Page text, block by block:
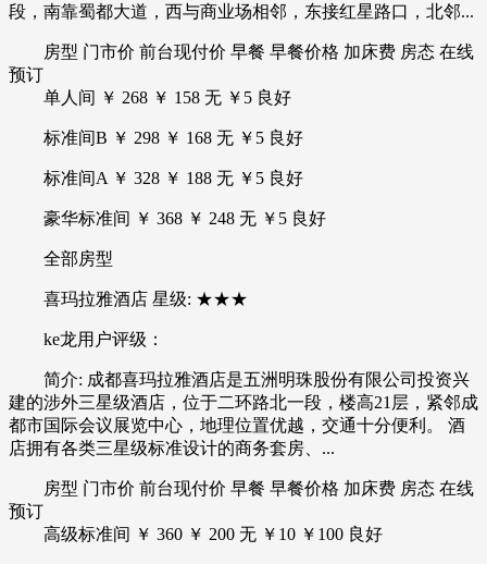
段，南靠蜀都大道，西与商业场相邻，东接红星路口，北邻...
房型 门市价 前台现付价 早餐 早餐价格 加床费 房态 在线
预订
单人间 ￥ 268 ￥ 158 无 ￥5 良好
标准间B ￥ 298 ￥ 168 无 ￥5 良好
标准间A ￥ 328 ￥ 188 无 ￥5 良好
豪华标准间 ￥ 368 ￥ 248 无 ￥5 良好
全部房型
喜玛拉雅酒店 星级: ★★★
ke龙用户评级：
简介: 成都喜玛拉雅酒店是五洲明珠股份有限公司投资兴
建的涉外三星级酒店，位于二环路北一段，楼高21层，紧邻成
都市国际会议展览中心，地理位置优越，交通十分便利。 酒
店拥有各类三星级标准设计的商务套房、...
房型 门市价 前台现付价 早餐 早餐价格 加床费 房态 在线
预订
高级标准间 ￥ 360 ￥ 200 无 ￥10 ￥100 良好